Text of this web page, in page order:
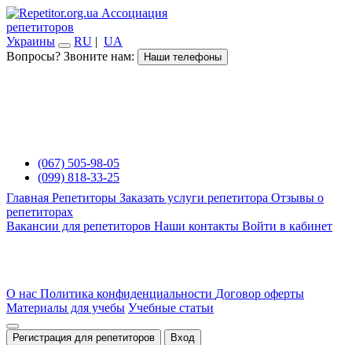
Ассоциация
репетиторов
Украины
RU | UA
Вопросы? Звоните нам:
Наши телефоны
(067) 505-98-05
(099) 818-33-25
Главная Репетиторы Заказать услуги репетитора Отзывы о
репетиторах
Вакансии для репетиторов Наши контакты Войти в кабинет
О нас Политика конфиденциальности Договор оферты
Материалы для учебы Учебные статьи
Регистрация для репетиторов Вход